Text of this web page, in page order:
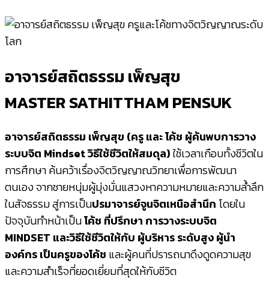
อาจารย์สถิตธรรม เพ็ญสุข
MASTER SATHITTHAM PENSUK
อาจารย์สถิตธรรม เพ็ญสุข (ครู และ โค้ช ผู้ค้นพบการวาง
ระบบจิต Mindset วิธีใช้ชีวิตให้สมดุล)ใช้เวลาเกือบทั้งชีวิตใน
การศึกษา ค้นคว้าเรื่องจิตวิญญาณวิทยาเพื่อการพัฒนา
ตนเอง จากชายหนุ่มผู้มุ่งมั่นแสวงหาความหมายและความล้ำลึก
ในสัจธรรม สู่การเป็นปรมาจารย์จูนจิตเหนือสำนึก โดยใน
ปัจจุบันทำหน้าเป็นโค้ช ที่ปรึกษา การวางระบบจิต
MINDSET และวิธีใช้ชีวิตให้กับ ผู้บริหาร ระดับสูง ผู้นำ
องค์กร เป็นครูของโค้ช และผู้คนที่ปรารถนาดึงดูดความสุข
และความสำเร็จที่ยอดเยี่ยมที่สุดให้กับชีวิต